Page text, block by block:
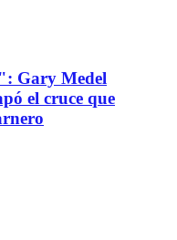
Gary Medel
el cruce que